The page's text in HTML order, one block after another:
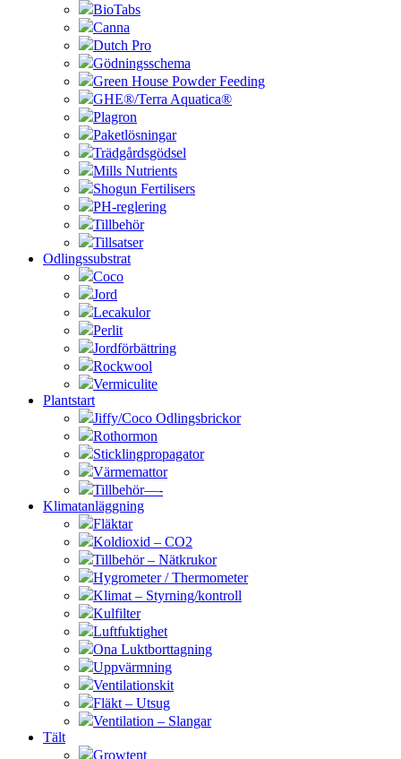
BioTabs
Canna
Dutch Pro
Gödningsschema
Green House Powder Feeding
GHE®/Terra Aquatica®
Plagron
Paketlösningar
Trädgårdsgödsel
Mills Nutrients
Shogun Fertilisers
PH-reglering
Tillbehör
Tillsatser
Odlingssubstrat
Coco
Jord
Lecakulor
Perlit
Jordförbättring
Rockwool
Vermiculite
Plantstart
Jiffy/Coco Odlingsbrickor
Rothormon
Sticklingpropagator
Värmemattor
Tillbehör—-
Klimatanläggning
Fläktar
Koldioxid – CO2
Tillbehör – Nätkrukor
Hygrometer / Thermometer
Klimat – Styrning/kontroll
Kulfilter
Luftfuktighet
Ona Luktborttagning
Uppvärmning
Ventilationskit
Fläkt – Utsug
Ventilation – Slangar
Tält
Growtent